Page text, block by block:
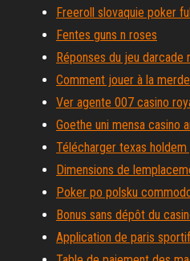
Freeroll slovaquie poker
Fentes guns n roses
Réponses du jeu darcade
Comment jouer à la merde
Ver agente 007 casino
Goethe uni mensa casino
Télécharger texas
Dimensions de
Poker po polsku
Bonus sans dépôt du
Application de paris